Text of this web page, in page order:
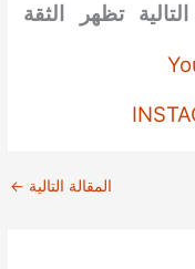
تظهر الثقة
المقالة التالية ←